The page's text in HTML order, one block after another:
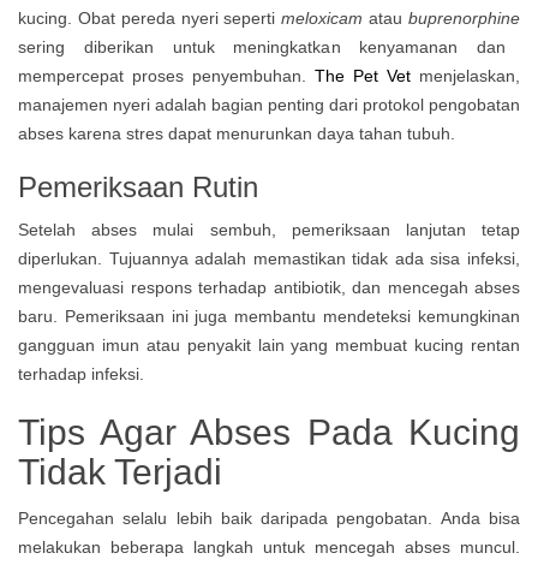
kucing. Obat pereda nyeri sepertimeloxicam ataubuprenorphine
sering diberikan untuk meningkatkan kenyamanan dan
mempercepat proses penyembuhan. The Pet Vet menjelaskan,
manajemen nyeri adalah bagian penting dari protokol pengobatan
abses karena stres dapat menurunkan daya tahan tubuh.
Pemeriksaan Rutin
Setelah abses mulai sembuh, pemeriksaan lanjutan tetap
diperlukan. Tujuannya adalah memastikan tidak ada sisa infeksi,
mengevaluasi respons terhadap antibiotik, dan mencegah abses
baru. Pemeriksaan ini juga membantu mendeteksi kemungkinan
gangguan imun atau penyakit lain yang membuat kucing rentan
terhadap infeksi.
Tips Agar Abses Pada Kucing
Tidak Terjadi
Pencegahan selalu lebih baik daripada pengobatan. Anda bisa
melakukan beberapa langkah untuk mencegah abses muncul.